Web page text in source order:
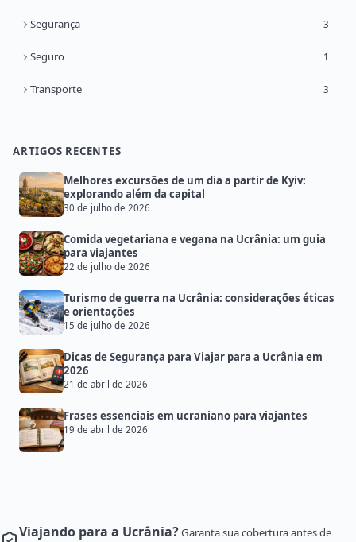
Segurança 3
Seguro 1
Transporte 3
ARTIGOS RECENTES
Melhores excursões de um dia a partir de Kyiv:
explorando além da capital
30 de julho de 2026
Comida vegetariana e vegana na Ucrânia: um guia
para viajantes
22 de julho de 2026
Turismo de guerra na Ucrânia: considerações éticas
e orientações
15 de julho de 2026
Dicas de Segurança para Viajar para a Ucrânia em
2026
21 de abril de 2026
Frases essenciais em ucraniano para viajantes
19 de abril de 2026
Viajando para a Ucrânia?Garanta sua cobertura antes de